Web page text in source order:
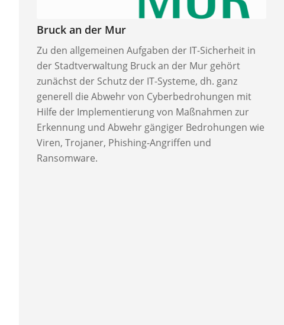
Bruck an der Mur
Zu den allgemeinen Aufgaben der IT-Sicherheit in
der Stadtverwaltung Bruck an der Mur gehört
zunächst der Schutz der IT-Systeme, dh. ganz
generell die Abwehr von Cyberbedrohungen mit
Hilfe der Implementierung von Maßnahmen zur
Erkennung und Abwehr gängiger Bedrohungen wie
Viren, Trojaner, Phishing-Angriffen und
Ransomware.